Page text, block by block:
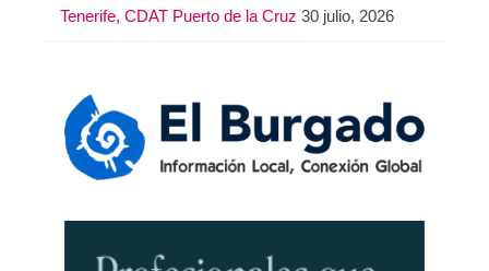
Tenerife, CDAT Puerto de la Cruz 30 julio, 2026